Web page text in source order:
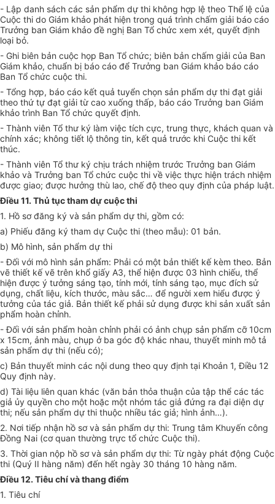
- Lập danh sách các sản phẩm dự thi không hợp lệ theo Thể lệ của
Cuộc thi do Giám khảo phát hiện trong quá trình chấm giải báo cáo
Trưởng ban Giám khảo đề nghị Ban Tổ chức xem xét, quyết định
loại bỏ.
- Ghi biên bản cuộc họp Ban Tổ chức; biên bản chấm giải của Ban
Giám khảo, chuẩn bị báo cáo để Trưởng ban Giám khảo báo cáo
Ban Tổ chức cuộc thi.
- Tổng hợp, báo cáo kết quả tuyển chọn sản phẩm dự thi đạt giải
theo thứ tự đạt giải từ cao xuống thấp, báo cáo Trưởng ban Giám
khảo trình Ban Tổ chức quyết định.
- Thành viên Tổ thư ký làm việc tích cực, trung thực, khách quan và
chính xác; không tiết lộ thông tin, kết quả trước khi Cuộc thi kết
thúc.
- Thành viên Tổ thư ký chịu trách nhiệm trước Trưởng ban Giám
khảo và Trưởng ban Tổ chức cuộc thi về việc thực hiện trách nhiệm
được giao; được hưởng thù lao, chế độ theo quy định của pháp luật.
Điều 11. Thủ tục tham dự cuộc thi
1. Hồ sơđăng ký và sản phẩm dự thi, gồm có:
a) Phiếu đăng ký tham dự Cuộc thi (theo mẫu): 01 bản.
b) Mô hình, sản phẩm dự thi
- Đối với mô hình sản phẩm: Phải có một bản thiết kế kèm theo. Bản
vẽ thiết kế vẽ trên khổ giấy A3, thể hiện được 03 hình chiếu, thể
hiện được ý tưởng sáng tạo, tính mới, tính sáng tạo, mục đích sử
dụng, chất liệu, kích thước, màu sắc… để người xem hiểu được ý
tưởng của tác giả. Bản thiết kế phải sử dụng được khi sản xuất sản
phẩm hoàn chỉnh.
- Đối với sản phẩm hoàn chỉnh phải có ảnh chụp sản phẩm cỡ 10cm
x 15cm, ảnh màu, chụp ở ba góc độ khác nhau, thuyết minh mô tả
sản phẩm dự thi (nếu có);
c) Bản thuyết minh các nội dung theo quy định tại Khoản 1,Điều 12
Quy định này.
d) Tài liệu liên quan khác (văn bản thỏa thuận của tập thể các tác
giả ủy quyền cho một hoặc một nhóm tác giả đứng ra đại diện dự
thi; nếu sản phẩm dự thi thuộc nhiều tác giả; hình ảnh…).
2. Nơi tiếp nhận hồ sơ và sản phẩm dự thi: Trung tâm Khuyến công
Đồng Nai (cơ quan thường trực tổ chức Cuộc thi).
3. Thời gian nộp hồ sơ và sản phẩm dự thi: Từ ngày phát động Cuộc
thi (Quý II hàng năm) đến hết ngày 30 tháng 10 hàng năm.
Điều 12. Tiêu chí và thang điểm
1. Tiêu chí